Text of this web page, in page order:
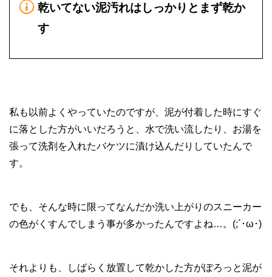
乾いてない泥汚れはしっかりとまず乾か
す
私も以前よくやっていたのですが、泥が付着した時にすぐ
に落とした方がいいだろうと、水で洗い流したり、お湯を
張って洗剤を入れたバケツに漬け込んだりしていたんで
す。
でも、そんな時に限ってなんだか洗い上がりのスニーカー
の色がくすんでしまう事が多かったんですよね…。(;´･ω･)
それよりも、しばらく放置して乾かした方がぽろっと泥が